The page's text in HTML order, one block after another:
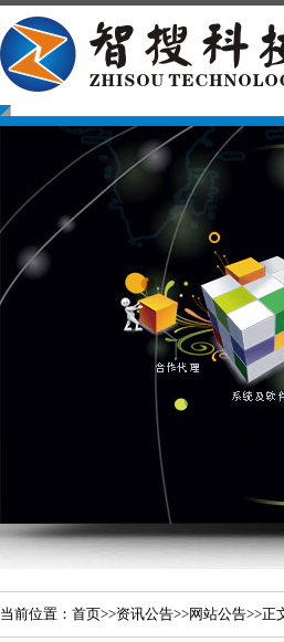
当前位置： 首页>>资讯公告>>网站公告>>正